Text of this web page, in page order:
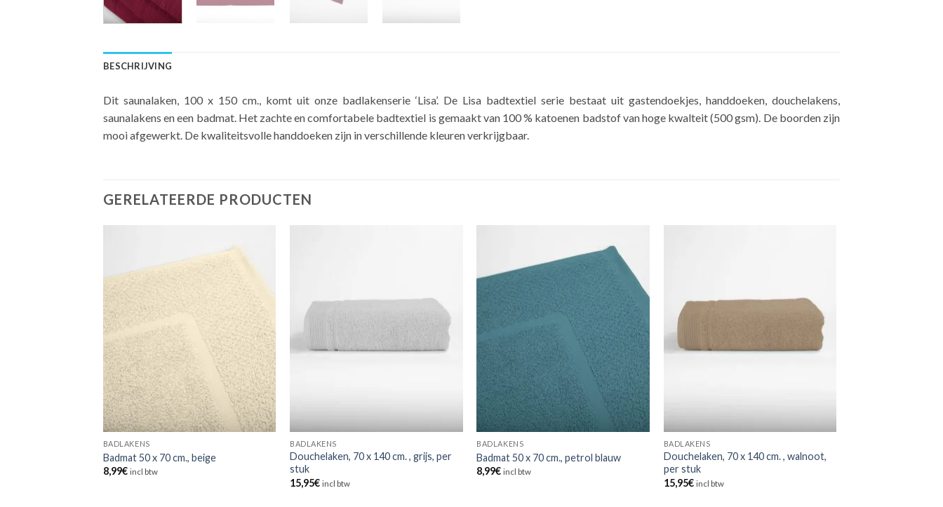
BESCHRIJVING
Dit saunalaken, 100 x 150 cm., komt uit onze badlakenserie ‘Lisa’. De Lisa badtextiel serie bestaat uit gastendoekjes, handdoeken, douchelakens,
saunalakens en een badmat. Het zachte en comfortabele badtextiel is gemaakt van 100 % katoenen badstof van hoge kwalteit (500 gsm). De boorden zijn
mooi afgewerkt. De kwaliteitsvolle handdoeken zijn in verschillende kleuren verkrijgbaar.
GERELATEERDE PRODUCTEN
BADLAKENS
Badmat 50 x 70 cm., beige
8,99€ incl btw
BADLAKENS
Douchelaken, 70 x 140 cm. , grijs, per
stuk
15,95€ incl btw
BADLAKENS
Badmat 50 x 70 cm., petrol blauw
8,99€ incl btw
BADLAKENS
Douchelaken, 70 x 140 cm. , walnoot,
per stuk
15,95€ incl btw